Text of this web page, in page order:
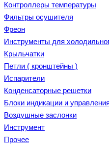
Контроллеры температуры
Фильтры осушителя
Фреон
Инструменты для
Крыльчатки
Петли ( кронштейны )
Испарители
Конденсаторные решетки
Блоки индикации и управления
Воздушные заслонки
Инструмент
Прочее